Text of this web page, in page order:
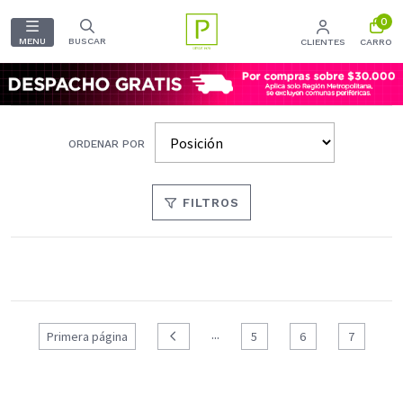
MENU BUSCAR CLIENTES
0
CARRO
ORDENAR POR
FILTROS
Primera página ... 5 6 7